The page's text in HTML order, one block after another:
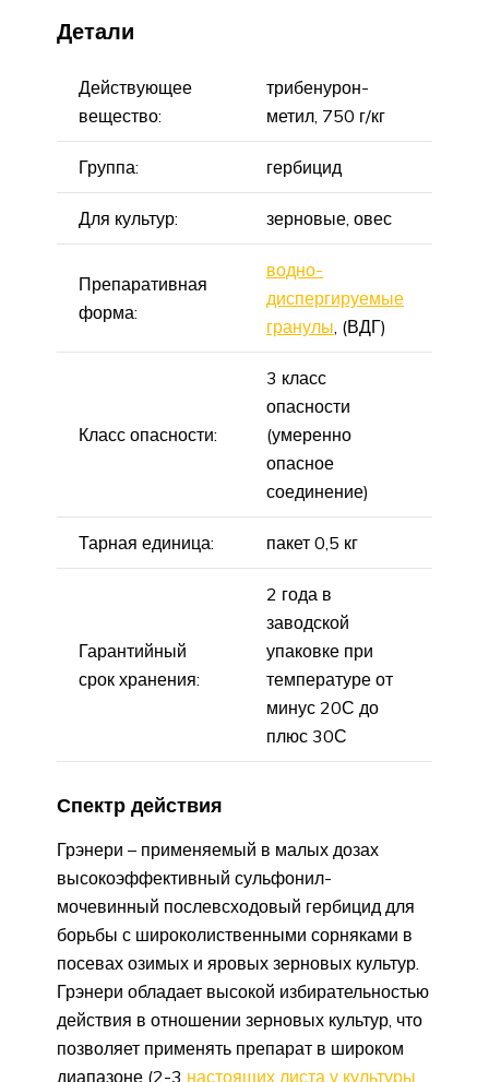
Детали
Действующее
вещество:
трибенурон-
метил, 750 г/кг
Группа: гербицид
Для культур: зерновые, овес
Препаративная
форма:
водно-
диспергируемые
гранулы, (ВДГ)
Класс опасности:
3 класс
опасности
(умеренно
опасное
соединение)
Тарная единица: пакет 0,5 кг
Гарантийный
срок хранения:
2 года в
заводской
упаковке при
температуре от
минус 20С до
плюс 30С
Спектр действия
Грэнери – применяемый в малых дозах
высокоэффективный сульфонил-
мочевинный послевсходовый гербицид для
борьбы с широколиственными сорняками в
посевах озимых и яровых зерновых культур.
Грэнери обладает высокой избирательностью
действия в отношении зерновых культур, что
позволяет применять препарат в широком
диапазоне (2-3 настоящих листа у культуры